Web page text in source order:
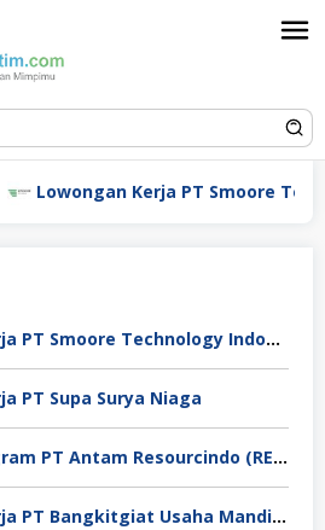
Lowongan Kerja PT Smoore
Lowongan Kerja PT Smoore Technology Indonesia
PT Supa Surya Niaga
Intership Program PT Antam Resourcindo (RESOURCES ID)
Lowongan Kerja PT Bangkitgiat Usaha Mandiri (NT Corp)